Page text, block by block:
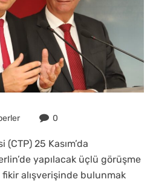
0
25 Kasım’da
yapılacak üçlü görüşme
alışverişinde bulunmak